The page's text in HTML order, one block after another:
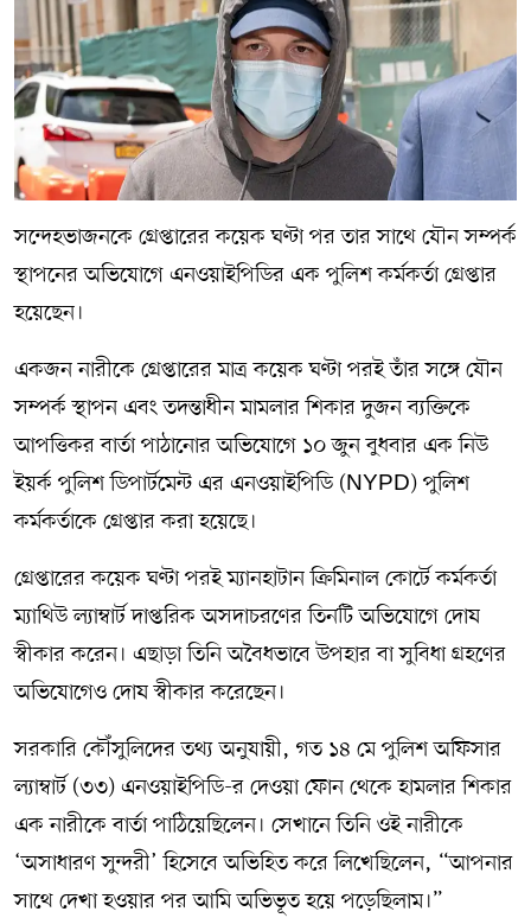
সন্দেহভাজনকে গ্রেপ্তারের কয়েক ঘণ্টা পর তার সাথে যৌন সম্পর্ক
স্থাপনের অভিযোগে এনওয়াইপিডির এক পুলিশ কর্মকর্তা গ্রেপ্তার
হয়েছেন।
একজন নারীকে গ্রেপ্তারের মাত্র কয়েক ঘণ্টা পরই তাঁর সঙ্গে যৌন
সম্পর্ক স্থাপন এবং তদন্তাধীন মামলার শিকার দুজন ব্যক্তিকে
আপত্তিকর বার্তা পাঠানোর অভিযোগে ১০ জুন বুধবার এক নিউ
ইয়র্ক পুলিশ ডিপার্টমেন্ট এর এনওয়াইপিডি (NYPD) পুলিশ
কর্মকর্তাকে গ্রেপ্তার করা হয়েছে।
গ্রেপ্তারের কয়েক ঘণ্টা পরই ম্যানহাটান ক্রিমিনাল কোর্টে কর্মকর্তা
ম্যাথিউ ল্যাম্বার্ট দাপ্তরিক অসদাচরণের তিনটি অভিযোগে দোষ
স্বীকার করেন। এছাড়া তিনি অবৈধভাবে উপহার বা সুবিধা গ্রহণের
অভিযোগেও দোষ স্বীকার করেছেন।
সরকারি কৌঁসুলিদের তথ্য অনুযায়ী, গত ১৪ মে পুলিশ অফিসার
ল্যাম্বার্ট (৩৩) এনওয়াইপিডি-র দেওয়া ফোন থেকে হামলার শিকার
এক নারীকে বার্তা পাঠিয়েছিলেন। সেখানে তিনি ওই নারীকে
‘অসাধারণ সুন্দরী’ হিসেবে অভিহিত করে লিখেছিলেন, “আপনার
সাথে দেখা হওয়ার পর আমি অভিভূত হয়ে পড়েছিলাম।”